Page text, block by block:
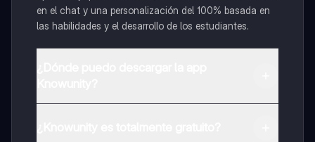
en el chat y una personalización del 100% basada en
las habilidades y el desarrollo de los estudiantes.